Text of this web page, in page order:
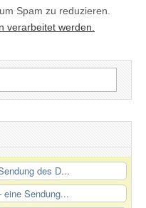
Spam zu reduzieren.
verarbeitet werden.
des D...
eine Sendung...